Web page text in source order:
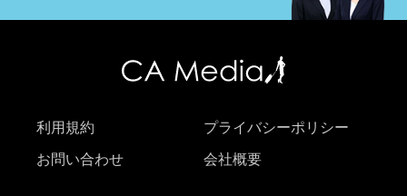
利用規約 プライバシーポリシー
お問い合わせ 会社概要